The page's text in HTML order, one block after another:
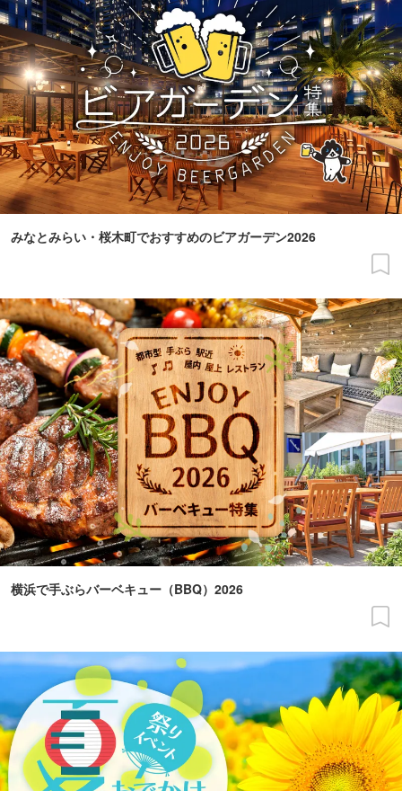
みなとみらい・桜木町でおすすめのビアガーデン2026
横浜で手ぶらバーベキュー（BBQ）2026